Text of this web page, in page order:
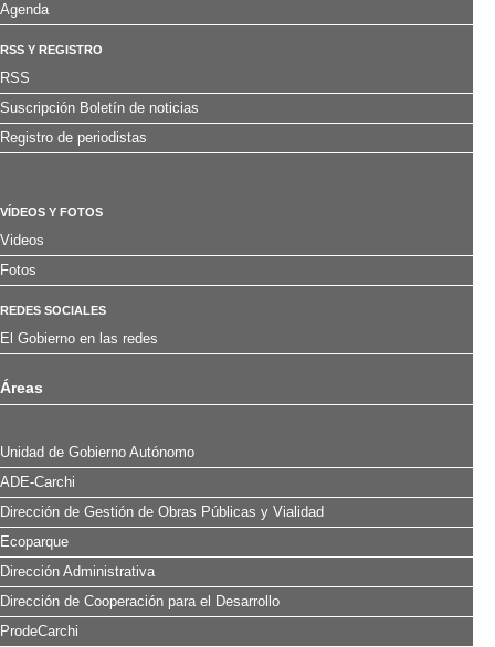
Agenda
RSS Y REGISTRO
RSS
Suscripción Boletín de noticias
Registro de periodistas
VÍDEOS Y FOTOS
Videos
Fotos
REDES SOCIALES
El Gobierno en las redes
Áreas
Unidad de Gobierno Autónomo
ADE-Carchi
Dirección de Gestión de Obras Públicas y Vialidad
Ecoparque
Dirección Administrativa
Dirección de Cooperación para el Desarrollo
ProdeCarchi